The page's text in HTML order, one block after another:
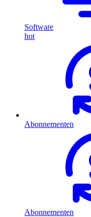
Software
hot
Abonnementen
Abonnementen